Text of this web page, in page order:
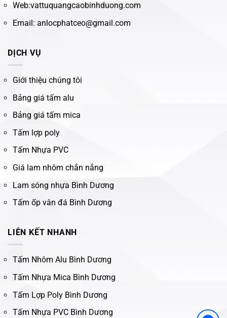
Web:vattuquangcaobinhduong.com
Email: anlocphatceo@gmail.com
DỊCH VỤ
Giới thiệu chúng tôi
Bảng giá tấm alu
Bảng giá tấm mica
Tấm lợp poly
Tấm Nhựa PVC
Giá lam nhôm chắn nắng
Lam sóng nhựa Bình Dương
Tấm ốp vân đá Bình Dương
LIÊN KẾT NHANH
Tấm Nhôm Alu Bình Dương
Tấm Nhựa Mica Bình Dương
Tấm Lợp Poly Bình Dương
Tấm Nhựa PVC Bình Dương